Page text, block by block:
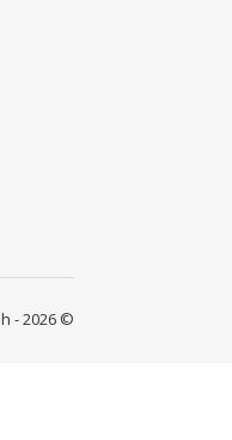
- 2026 ©